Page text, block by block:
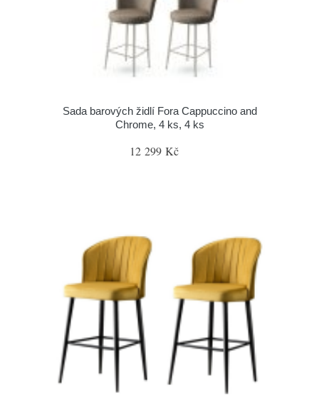
Sada barových židlí Fora Cappuccino and
Chrome, 4 ks, 4 ks
12 299 Kč